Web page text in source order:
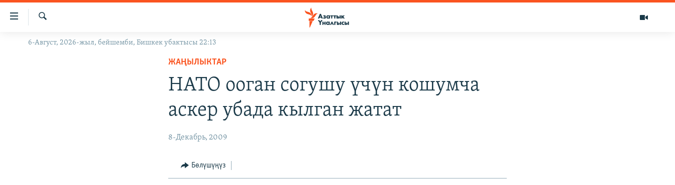
Линктер
Мазмунга
Навигацияга
ЖАҢЫЛЫКТАР
Издөө
6-Август, 2026-жыл, бейшемби, Бишкек убактысы 22:13
ЖАҢЫЛЫКТАР
НАТО ооган согушу үчүн кошумча
аскер убада кылган жатат
8-Декабрь, 2009
Бөлүшүңүз